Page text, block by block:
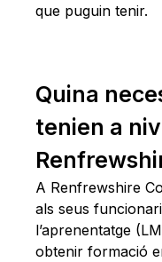
que puguin tenir.
Quina
tenien a
A Renfrewshire
als seus
l’aprenentatge
obtenir formació